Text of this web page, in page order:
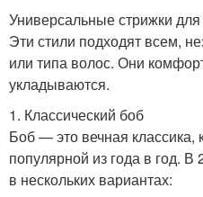
Универсальные стрижки
Эти стили подходят всем,
или типа волос. Они
укладываются.
1. Классический боб
Боб — это вечная классика,
популярной из года в год. В
в нескольких вариантах: